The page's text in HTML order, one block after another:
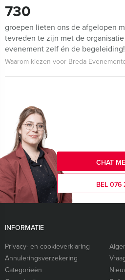
730
groepen lieten ons de afgelopen
tevreden te zijn met de
evenement zelf én de begeleiding!
Waarom kiezen voor Breda
CHAT
BEL
INFORMATIE
Privacy- en cookieverklaring
Annuleringsverzekering
Categorieën